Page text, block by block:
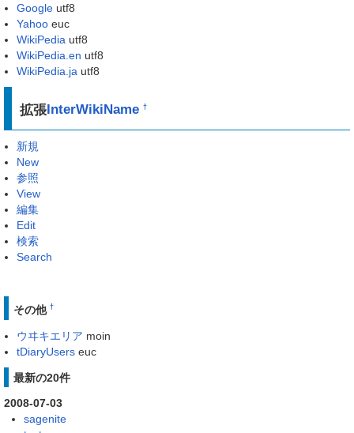
Google utf8
Yahoo euc
WikiPedia utf8
WikiPedia.en utf8
WikiPedia.ja utf8
拡張 InterWikiName †
新規
New
参照
View
編集
Edit
検索
Search
その他 †
ウヰキエリア moin
tDiaryUsers euc
最新の20件
2008-07-03
sagenite